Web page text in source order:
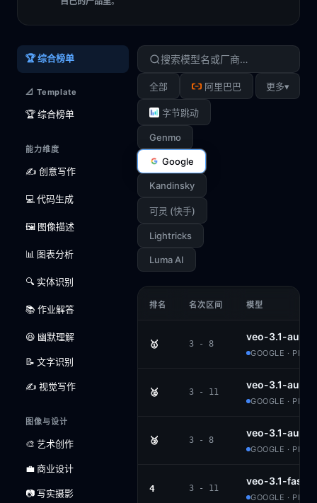
🏆 综合榜单
📐 Template
🏆 综合榜单
能力维度
✍️ 创意写作
💻 代码生成
🖼️ 图像描述
📊 图表分析
🔍 实体识别
📚 作业解答
😆 幽默理解
📝 文字识别
✍️ 视觉写作
图像与设计
🎨 艺术创作
💼 商业设计
📷 写实摄影
全部 阿里巴巴
字节跳动
Genmo
Google
Kandinsky
可灵 (快手)
Lightricks
Luma AI
更多▾
排名 名次区间 模型
🥇 3 - 8
veo-3.1-
GOOGLE ·
🥈 3 - 11
veo-3.1-audio
GOOGLE ·
🥉 3 - 8
veo-3.1-
GOOGLE ·
4 3 - 11
veo-3.1-fast-
GOOGLE ·